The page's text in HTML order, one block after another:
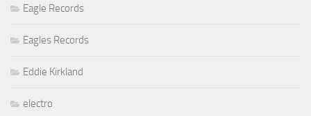
Eagle Records
Eagles Records
Eddie Kirkland
electro